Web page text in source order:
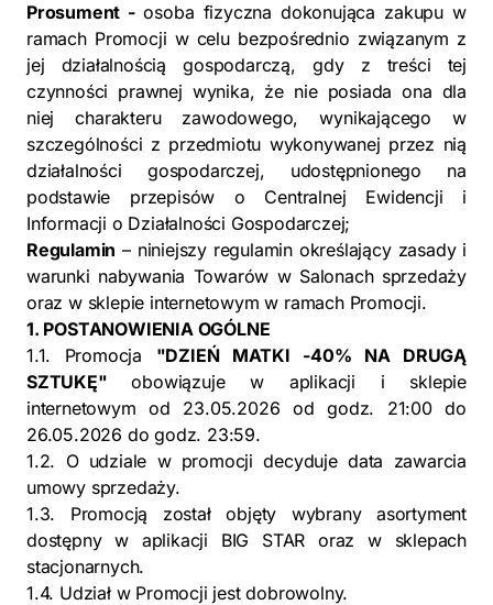
Prosument -osoba fizyczna dokonująca zakupu w
ramach Promocji w celu bezpośrednio związanym z
jej działalnością gospodarczą, gdy z treści tej
czynności prawnej wynika, że nie posiada ona dla
niej charakteru zawodowego, wynikającego w
szczególności z przedmiotu wykonywanej przez nią
działalności gospodarczej, udostępnionego na
podstawie przepisów o Centralnej Ewidencji i
Informacji o Działalności Gospodarczej;
Regulamin – niniejszy regulamin określający zasady i
warunki nabywania Towarów w Salonach sprzedaży
oraz w sklepie internetowym w ramach Promocji.
1. POSTANOWIENIA OGÓLNE
1.1. Promocja "DZIEŃ MATKI -40% NA DRUGĄ
SZTUKĘ"obowiązuje w aplikacji i sklepie
internetowym od 23.05.2026 od godz. 21:00 do
26.05.2026 do godz. 23:59.
1.2. O udziale w promocji decyduje data zawarcia
umowy sprzedaży.
1.3. Promocją został objęty wybrany asortyment
dostępny w aplikacji BIG STAR oraz w sklepach
stacjonarnych.
1.4. Udział w Promocji jest dobrowolny.